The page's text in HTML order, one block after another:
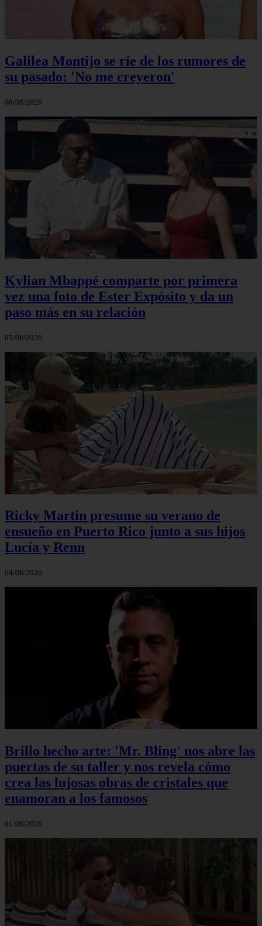
Galilea Montijo se ríe de los rumores de
su pasado: 'No me creyeron'
06/08/2026
Kylian Mbappé comparte por primera
vez una foto de Ester Expósito y da un
paso más en su relación
05/08/2026
Ricky Martin presume su verano de
ensueño en Puerto Rico junto a sus hijos
Lucía y Renn
04/08/2026
Brillo hecho arte: 'Mr. Bling' nos abre las
puertas de su taller y nos revela cómo
crea las lujosas obras de cristales que
enamoran a los famosos
01/08/2026